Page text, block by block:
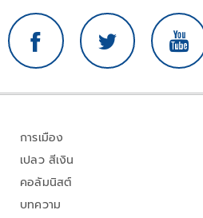
การเมือง
เปลว สีเงิน
คอลัมนิสต์
บทความ